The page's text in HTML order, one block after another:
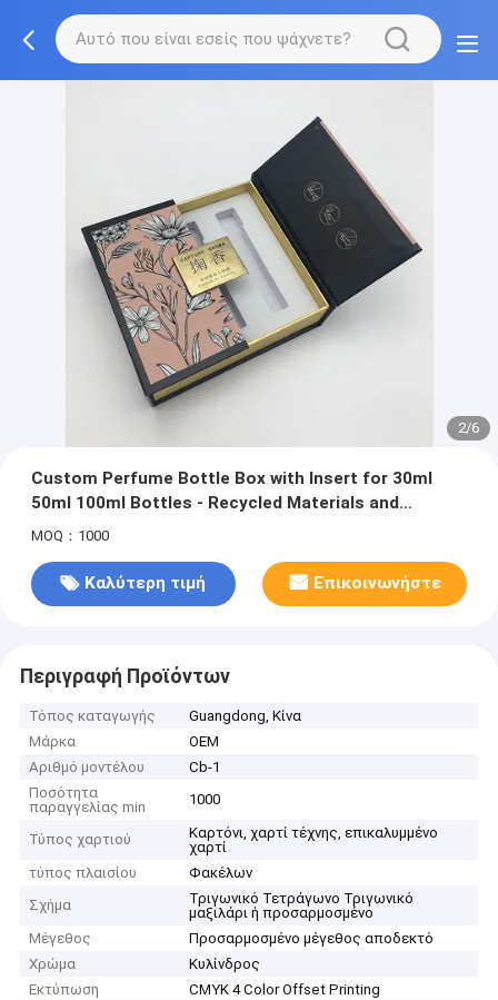
2/6
Custom Perfume Bottle Box with Insert for 30ml
50ml 100ml Bottles - Recycled Materials and
Custom Size Accepted
MOQ：1000
Καλύτερη τιμή Επικοινωνήστε
Περιγραφή Προϊόντων
Τόπος καταγωγής
Guangdong, Κίνα
Μάρκα
OEM
Αριθμό μοντέλου
Cb-1
Ποσότητα
παραγγελίας min
1000
Τύπος χαρτιού
Καρτόνι, χαρτί τέχνης, επικαλυμμένο
χαρτί
τύπος πλαισίου
Φακέλων
Σχήμα
Τριγωνικό Τετράγωνο Τριγωνικό
μαξιλάρι ή προσαρμοσμένο
Μέγεθος
Προσαρμοσμένο μέγεθος αποδεκτό
Χρώμα
Κυλίνδρος
Εκτύπωση
CMYK 4 Color Offset Printing